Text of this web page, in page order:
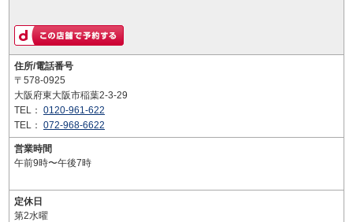
住所/電話番号
〒578-0925
大阪府東大阪市稲葉2-3-29
TEL： 0120-961-622
TEL： 072-968-6622
営業時間
午前9時〜午後7時
定休日
第2水曜